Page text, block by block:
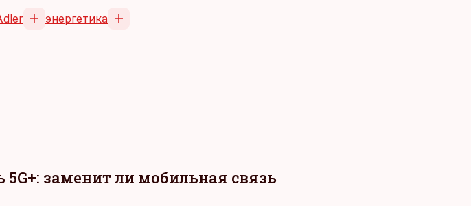
энергетика
5G+: заменит ли мобильная связь